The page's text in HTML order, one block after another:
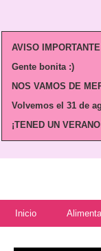
AVISO IMPORTANTE
Gente bonita :)
NOS VAMOS DE
Volvemos el 31 de
¡TENED UN
Inicio